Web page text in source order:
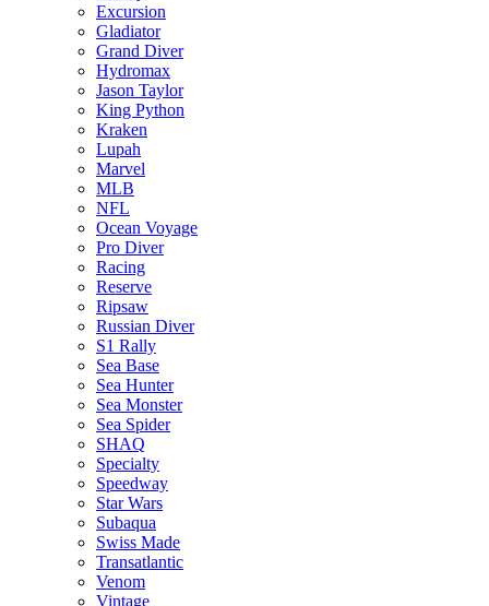
Excursion
Gladiator
Grand Diver
Hydromax
Jason Taylor
King Python
Kraken
Lupah
Marvel
MLB
NFL
Ocean Voyage
Pro Diver
Racing
Reserve
Ripsaw
Russian Diver
S1 Rally
Sea Base
Sea Hunter
Sea Monster
Sea Spider
SHAQ
Specialty
Speedway
Star Wars
Subaqua
Swiss Made
Transatlantic
Venom
Vintage